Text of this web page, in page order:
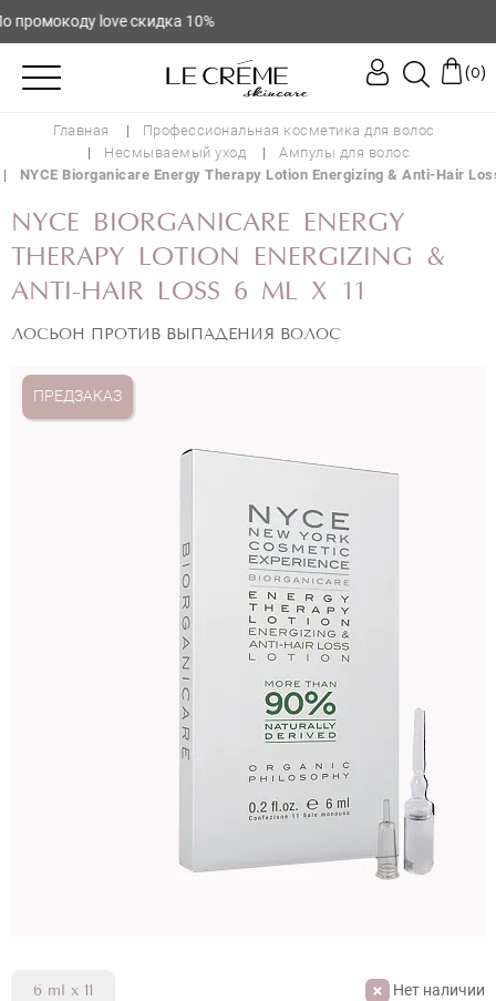
love скидка 10%
(0)
Главная
Профессиональная косметика для волос
Несмываемый уход
Ампулы для волос
NYCE Biorganicare Energy Therapy Lotion Energizing & Anti-Hair
NYCE BIORGANICARE ENERGY
THERAPY LOTION ENERGIZING &
ANTI-HAIR LOSS 6 ML X 11
ЛОСЬОН ПРОТИВ ВЫПАДЕНИЯ ВОЛОС
ПРЕДЗАКАЗ
6 ml x 11 Нет наличии